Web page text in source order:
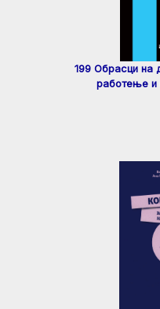
199 Обрасци на
работење и